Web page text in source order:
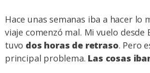
Hace unas semanas iba a hacer lo
viaje comenzó mal. Mi vuelo desde
tuvo dos horas de retraso. Pero
principal problema. Las cosas